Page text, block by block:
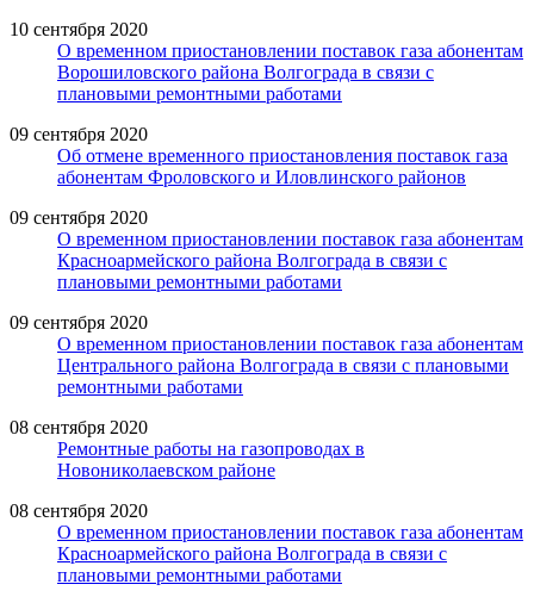
10 сентября 2020
О временном приостановлении поставок газа абонентам
Ворошиловского района Волгограда в связи с
плановыми ремонтными работами
09 сентября 2020
Об отмене временного приостановления поставок газа
абонентам Фроловского и Иловлинского районов
09 сентября 2020
О временном приостановлении поставок газа абонентам
Красноармейского района Волгограда в связи с
плановыми ремонтными работами
09 сентября 2020
О временном приостановлении поставок газа абонентам
Центрального района Волгограда в связи с плановыми
ремонтными работами
08 сентября 2020
Ремонтные работы на газопроводах в
Новониколаевском районе
08 сентября 2020
О временном приостановлении поставок газа абонентам
Красноармейского района Волгограда в связи с
плановыми ремонтными работами